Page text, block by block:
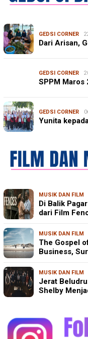
GEDSI CORNER
Dari Arisan,
GEDSI CORNER
SPPM Maros
GEDSI CORNER
Yunita
MUSIK DAN FILM
Di Balik
dari Film
MUSIK DAN FILM
The Gospel
Business,
MUSIK DAN FILM
Jerat
Shelby